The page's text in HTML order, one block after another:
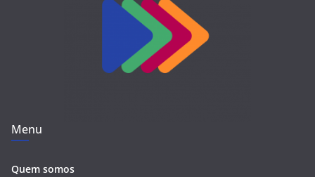
Menu
Quem somos